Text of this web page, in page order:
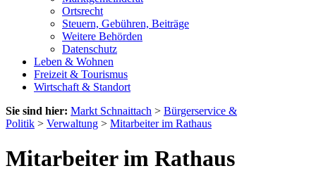
Ortsrecht
Steuern, Gebühren, Beiträge
Weitere Behörden
Datenschutz
Leben & Wohnen
Freizeit & Tourismus
Wirtschaft & Standort
Sie sind hier: Markt Schnaittach > Bürgerservice &
Politik > Verwaltung > Mitarbeiter im Rathaus
Mitarbeiter im Rathaus